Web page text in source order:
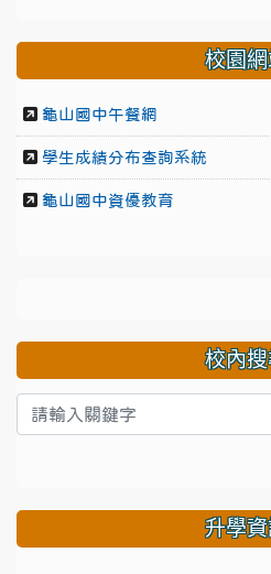
校園
龜山國中午餐網
學生成績分布查詢系統
龜山國中資優教育
校內
升學